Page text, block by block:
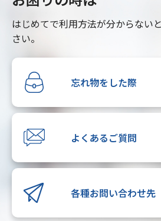
はじめてで利用方法が分からない
さい。
忘れ物をした際
よくあるご質問
各種お問い合わせ先